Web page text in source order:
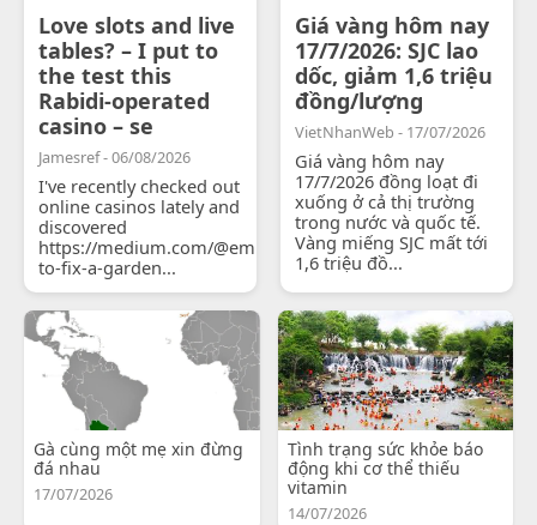
Love slots and live
tables? – I put to
the test this
Rabidi-operated
casino – se
Jamesref - 06/08/2026
I've recently checked out
online casinos lately and
discovered
https://medium.com/@emilyjohnsonready/how-
to-fix-a-garden...
Giá vàng hôm nay
17/7/2026: SJC lao
dốc, giảm 1,6 triệu
đồng/lượng
VietNhanWeb - 17/07/2026
Giá vàng hôm nay
17/7/2026 đồng loạt đi
xuống ở cả thị trường
trong nước và quốc tế.
Vàng miếng SJC mất tới
1,6 triệu đồ...
Gà cùng một mẹ xin đừng
đá nhau
17/07/2026
Tình trạng sức khỏe báo
động khi cơ thể thiếu
vitamin
14/07/2026